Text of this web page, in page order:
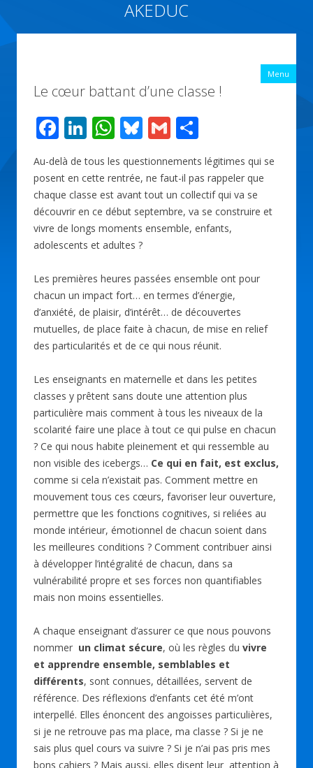
AKEDUC
Menu
Le cœur battant d’une classe !
F
ac
e
b
o
o
Li
k
e
dI
n
W
at
s
A
p
Bl
u
e
sk
y
G
ai
l
ar
ta
g
er
Au-delà de tous les questionnements légitimes qui se
posent en cette rentrée, ne faut-il pas rappeler que
chaque classe est avant tout un collectif qui va se
découvrir en ce début septembre, va se construire et
vivre de longs moments ensemble, enfants,
adolescents et adultes ?
Les premières heures passées ensemble ont pour
chacun un impact fort… en termes d’énergie,
d’anxiété, de plaisir, d’intérêt… de découvertes
mutuelles, de place faite à chacun, de mise en relief
des particularités et de ce qui nous réunit.
Les enseignants en maternelle et dans les petites
classes y prêtent sans doute une attention plus
particulière mais comment à tous les niveaux de la
scolarité faire une place à tout ce qui pulse en chacun
? Ce qui nous habite pleinement et qui ressemble au
non visible des icebergs… Ce qui en fait, est exclus,
comme si cela n’existait pas. Comment mettre en
mouvement tous ces cœurs, favoriser leur ouverture,
permettre que les fonctions cognitives, si reliées au
monde intérieur, émotionnel de chacun soient dans
les meilleures conditions ? Comment contribuer ainsi
à développer l’intégralité de chacun, dans sa
vulnérabilité propre et ses forces non quantifiables
mais non moins essentielles.
A chaque enseignant d’assurer ce que nous pouvons
nommer un climat sécure, où les règles du vivre
et apprendre ensemble, semblables et
différents, sont connues, détaillées, servent de
référence. Des réflexions d’enfants cet été m’ont
interpellé. Elles énoncent des angoisses particulières,
si je ne retrouve pas ma place, ma classe ? Si je ne
sais plus quel cours va suivre ? Si je n’ai pas pris mes
bons cahiers ? Mais aussi, elles disent leur attention à